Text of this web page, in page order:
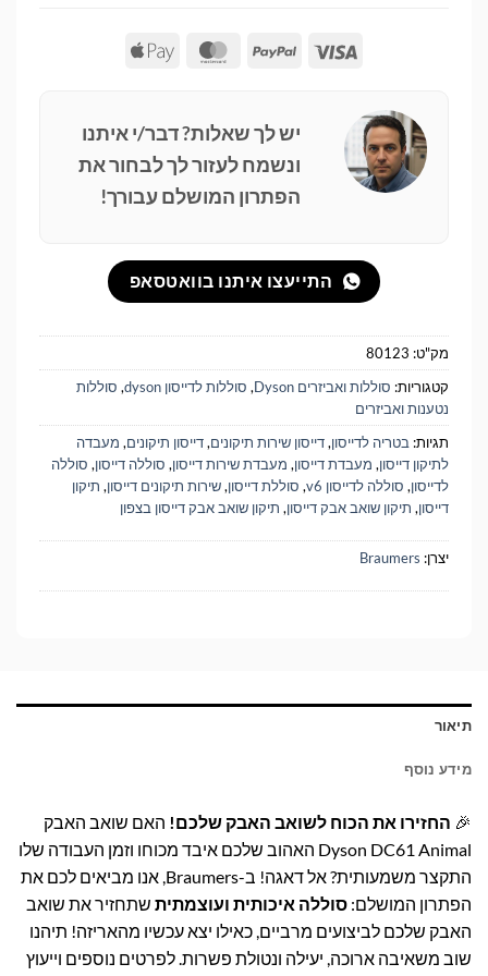
Visa
PayPal
MasterCard
Apple
יש לך שאלות? דבר/י איתנו
ונשמח לעזור לך לבחור את
הפתרון המושלם עבורך!
התייעצו איתנו בוואטסאפ
מק"ט: 80123
קטגוריות: סוללות ואביזרים Dyson , סוללות לדייסון dyson , סוללות
נטענות ואביזרים
תגיות: בטריה לדייסון,דייסון שירות תיקונים,דייסון תיקונים, מעבדה
לתיקון דייסון, מעבדת דייסון, מעבדת שירות דייסון, סוללה דייסון, סוללה
לדייסון, סוללה לדייסון v6 , סוללת דייסון,שירות תיקונים דייסון, תיקון
דייסון, תיקון שואב אבק דייסון, תיקון שואב אבק דייסון בצפון
יצרן: Braumers
תיאור
מידע נוסף
🎉 החזירו את הכוח לשואב האבק שלכם! האם שואב האבק
Dyson DC61 Animal האהוב שלכם איבד מכוחו וזמן העבודה שלו
התקצר משמעותית? אל דאגה! ב-Braumers, אנו מביאים לכם את
הפתרון המושלם: סוללה איכותית ועוצמתית שתחזיר את שואב
האבק שלכם לביצועים מרביים, כאילו יצא עכשיו מהאריזה! תיהנו
שוב משאיבה ארוכה, יעילה ונטולת פשרות. לפרטים נוספים וייעוץ